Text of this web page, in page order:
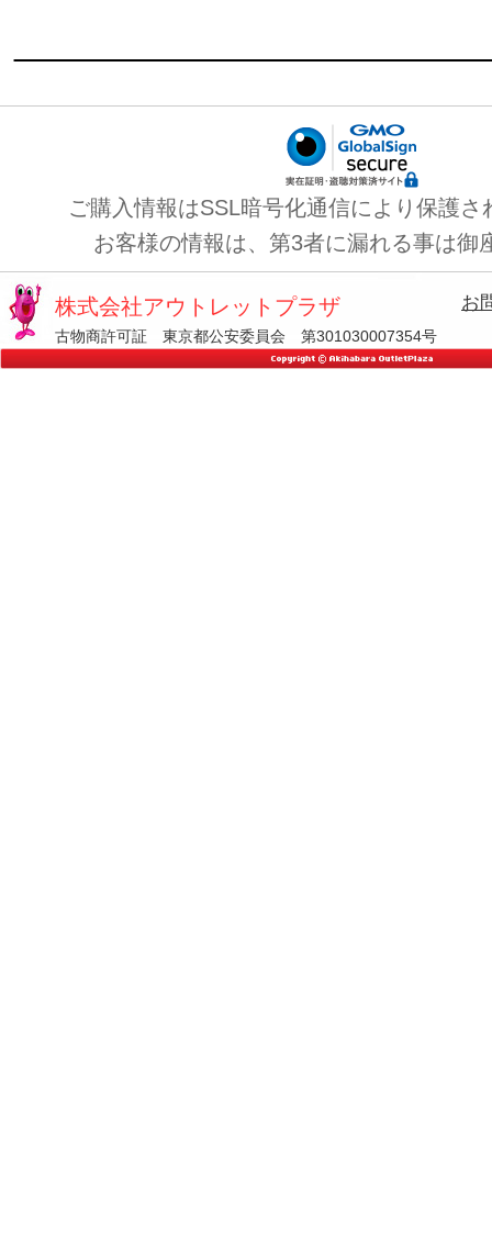
ご購入情報はSSL暗号化通信により保護さ
お客様の情報は、第3者に漏れる事は御
株式会社アウトレットプラザ
古物商許可証 東京都公安委員会 第301030007354号
お